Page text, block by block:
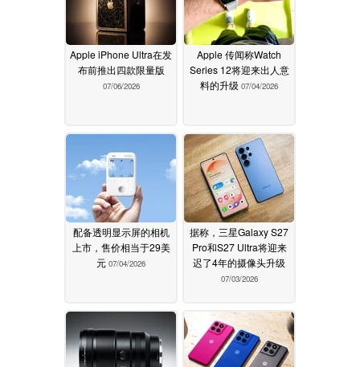
Apple iPhone Ultra在发
布前推出四款限量版
07/06/2026
Apple 传闻称Watch
Series 12将迎来出人意
料的升级 07/04/2026
配备透明显示屏的相机
上市，售价相当于29美
元 07/04/2026
据称，三星Galaxy S27
Pro和S27 Ultra将迎来
迟了4年的摄像头升级
07/03/2026